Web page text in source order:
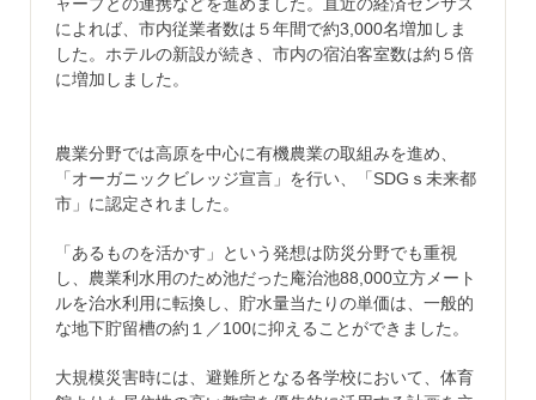
によれば、市内従業者数は５年間で約3,000名増加しま
した。ホテルの新設が続き、市内の宿泊客室数は約５倍
に増加しました。
農業分野では高原を中心に有機農業の取組みを進め、
「オーガニックビレッジ宣言」を行い、「SDGｓ未来都
市」に認定されました。
「あるものを活かす」という発想は防災分野でも重視
し、農業利水用のため池だった庵治池88,000立方メート
ルを治水利用に転換し、貯水量当たりの単価は、一般的
な地下貯留槽の約１／100に抑えることができました。
大規模災害時には、避難所となる各学校において、体育